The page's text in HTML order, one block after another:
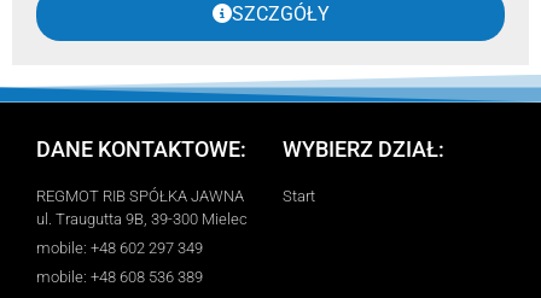
SZCZGÓŁY
DANE KONTAKTOWE:
REGMOT RIB SPÓŁKA JAWNA
ul. Traugutta 9B, 39-300 Mielec
mobile: +48 602 297 349
mobile: +48 608 536 389
WYBIERZ DZIAŁ:
Start